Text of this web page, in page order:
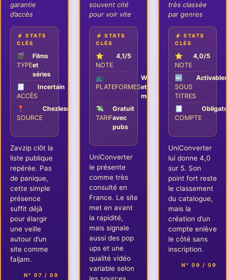
garantie
d’accès
⚡ STATS
CLÉS
🎬
TYPE
Films
et
séries
🧾
ACCÈS
Incertain
📍
SOURCE
Chezlesducs
Zavzip clôt la
liste publique
repérée. Pas
de panique,
cette simple
présence
suffit déjà
pour élargir
une veille
autour d’un
site comme
faljam.
N° 07 / 09
souvent cité
pour voir vite
⚡ STATS
CLÉS
⭐
NOTE
4,1/5
📺
PLATEFORMES
Web
et
mobile
💸
TARIF
Gratuit
avec
pubs
UniConverter
le présente
comme très
consulté en
France. Le site
met en avant
la rapidité,
mais signale
aussi des pop
ups et une
qualité vidéo
variable selon
très classée
par genres
⚡ STATS
CLÉS
⭐
NOTE
4,0/5
🔤
SOUS
TITRES
🧾
COMPTE
UniConverter
lui donne 4,0
sur 5. Son
point fort reste
le classement
du catalogue,
mais la
création d’un
compte enlève
le côté sans
inscription.
N° 09 / 09